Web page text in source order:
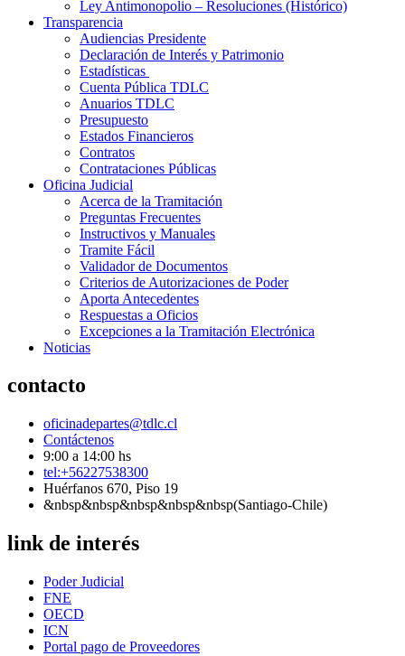
Ley Antimonopolio – Resoluciones (Histórico)
Transparencia
Audiencias Presidente
Declaración de Interés y Patrimonio
Estadísticas
Cuenta Pública TDLC
Anuarios TDLC
Presupuesto
Estados Financieros
Contratos
Contrataciones Públicas
Oficina Judicial
Acerca de la Tramitación
Preguntas Frecuentes
Instructivos y Manuales
Tramite Fácil
Validador de Documentos
Criterios de Autorizaciones de Poder
Aporta Antecedentes
Respuestas a Oficios
Excepciones a la Tramitación Electrónica
Noticias
contacto
oficinadepartes@tdlc.cl
Contáctenos
9:00 a 14:00 hs
tel:+56227538300
Huérfanos 670, Piso 19
&nbsp&nbsp&nbsp&nbsp&nbsp(Santiago-Chile)
link de interés
Poder Judicial
FNE
OECD
ICN
Portal pago de Proveedores